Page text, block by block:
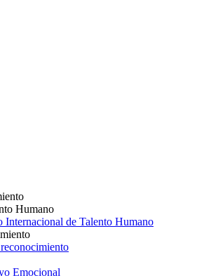
Humano
Internacional de Talento Humano
Emocional